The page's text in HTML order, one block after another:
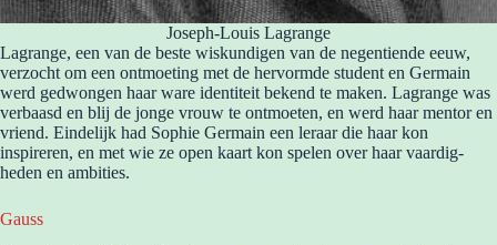
Joseph-Louis Lagrange
Lagrange, een van de beste wiskundigen van de negentiende eeuw,
verzocht om een ontmoeting met de hervormde student en Germain
werd gedwongen haar ware identiteit bekend te maken. Lagrange was
verbaasd en blij de jonge vrouw te ontmoeten, en werd haar mentor en
vriend. Eindelijk had Sophie Germain een leraar die haar kon
inspireren, en met wie ze open kaart kon spelen over haar vaardig-
heden en ambities.
Gauss